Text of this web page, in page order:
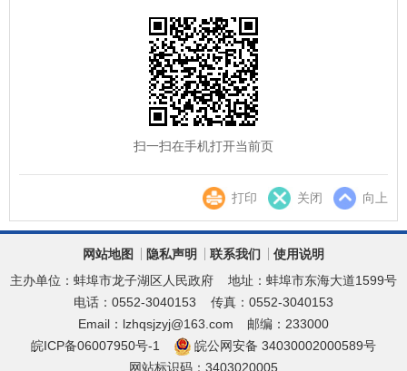
扫一扫在手机打开当前页
打印 关闭 向上
网站地图 隐私声明 联系我们
使用说明
主办单位：蚌埠市龙子湖区人民政府
地址：蚌埠市东海大道1599号
电话：0552-3040153
传真：0552-3040153
Email：lzhqsjzyj@163.com
邮编：233000
皖ICP备06007950号-1
皖公网安备 34030002000589号
网站标识码：3403020005